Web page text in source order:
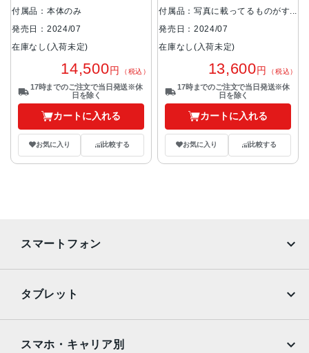
付属品：本体のみ
発売日：2024/07
在庫なし(入荷未定)
14,500円 （税込）
17時までのご注文で当日発送※休
日を除く
カートに入れる
お気に入り 比較する
付属品：写真に載ってるものがす
べてです
発売日：2024/07
在庫なし(入荷未定)
13,600円 （税込）
17時までのご注文で当日発送※休
日を除く
カートに入れる
お気に入り 比較する
スマートフォン
AQUOS
タブレット
スマホ・キャリア別